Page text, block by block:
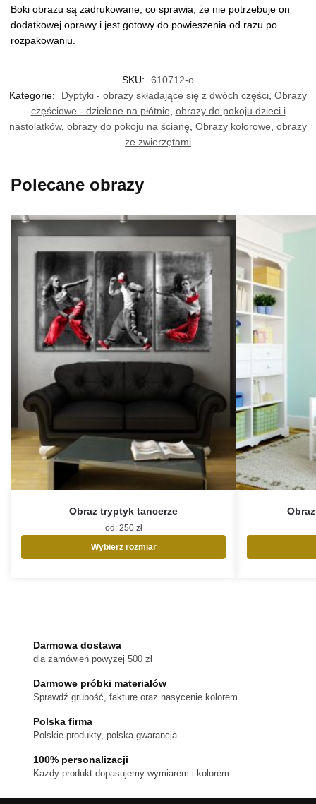
Boki obrazu są zadrukowane, co sprawia, że nie potrzebuje on
dodatkowej oprawy i jest gotowy do powieszenia od razu po
rozpakowaniu.
SKU:
610712-o
Kategorie:
Dyptyki - obrazy składające się z dwóch części Obrazy
częściowe - dzielone na płótnie obrazy do pokoju dzieci i
nastolatków, obrazy do pokoju na ścianę Obrazy kolorowe obrazy
ze zwierzętami
Polecane obrazy
Obraz tryptyk tancerze
od: 250 zł
Wybierz rozmiar
wybrać
stronie
produktu
Darmowa dostawa
dla zamówień powyżej 500 zł
Darmowe próbki materiałów
Sprawdź grubość, fakturę oraz nasycenie kolorem
Polska firma
Polskie produkty, polska gwarancja
100% personalizacji
Kazdy produkt dopasujemy wymiarem i kolorem